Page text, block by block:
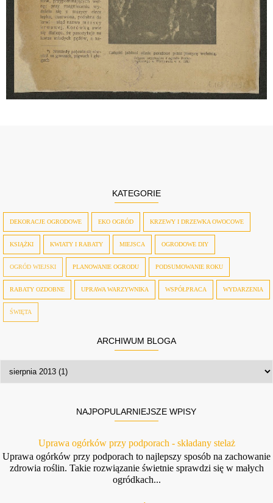
KATEGORIE
DEKORACJE OGRODOWE EKO OGRÓD KRZEWY I DRZEWKA OWOCOWE
KSIĄŻKI KWIATY I RABATY MIEJSCA OGRODOWE DIY
OGRÓD WIEJSKI PLANOWANIE OGRODU PODSUMOWANIE ROKU
RABATY OZDOBNE UPRAWA WARZYWNIKA WSPÓŁPRACA WYDARZENIA
ŚWIĘTA
ARCHIWUM BLOGA
NAJPOPULARNIEJSZE WPISY
Uprawa ogórków przy podporach - składany stelaż
Uprawa ogórków przy podporach to najlepszy sposób na zachowanie
zdrowia roślin. Takie rozwiązanie świetnie sprawdzi się w małych
ogródkach...